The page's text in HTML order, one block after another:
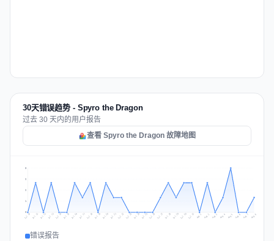
30天错误趋势 - Spyro the Dragon
过去 30 天内的用户报告
查看 Spyro the Dragon 故障地图
1
2
2
3
Jul 10 Jul 11 Jul 12 Jul 13 Jul 14 Jul 15 Jul 16 Jul 17 Jul 18 Jul 19 Jul 20 Jul 21 Jul 22 Jul 23 Jul 24 Jul 25 Jul 26 Jul 27 Jul 28 Jul 29 Jul 30 Jul 31 Aug 1 Aug 2 Aug 3 Aug 4 Aug 5 Aug 6 Aug 7 Aug 8
错误报告